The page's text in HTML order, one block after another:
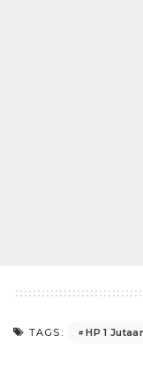
TAGS: HP 1